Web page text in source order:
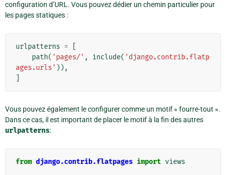
configuration d’URL. Vous pouvez dédier un chemin particulier pour
les pages statiques :
urlpatterns =
path( 'pages/' , include( 'django.contrib.flatp
ages.urls' )),
Vous pouvez également le configurer comme un motif « fourre-tout ».
Dans ce cas, il est important de placer le motif à la fin des autres
urlpatterns:
from django.contrib.flatpages import views